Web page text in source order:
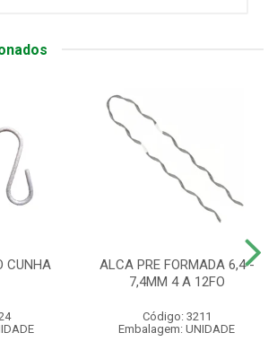
CUNHA
ALCA PRE FORMADA 6,4 -
7,4MM 4 A 12FO
Código: 3211
Embalagem: UNIDADE